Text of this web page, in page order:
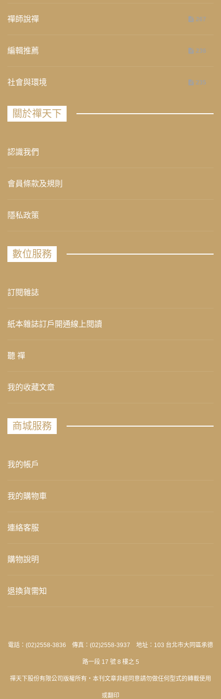
禪師說禪 267
編輯推薦 236
社會與環境 235
關於禪天下
認識我們
會員條款及規則
隱私政策
數位服務
訂閱雜誌
紙本雜誌訂戶開通線上閱讀
聽 禪
我的收藏文章
商城服務
我的帳戶
我的購物車
連絡客服
購物說明
退換貨需知
電話：(02)2558-3836 傳真：(02)2558-3937 地址：103 台北市大同區承德
路一段 17 號 8 樓之 5
禪天下股份有限公司版權所有‧本刊文章非經同意請勿做任何型式的轉載使用
或翻印